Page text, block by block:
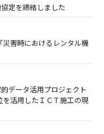
定を締結しました
害時におけるレンタル機
データ活用プロジェクト
を活用したＩＣＴ施工の現